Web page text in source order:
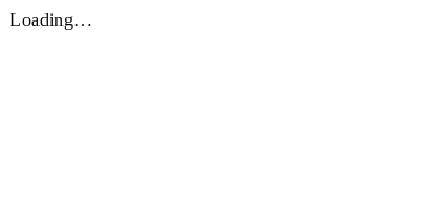
Loading…